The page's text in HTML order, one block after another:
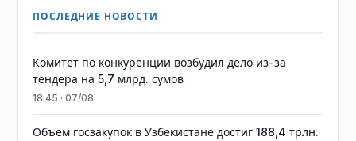
ПОСЛЕДНИЕ НОВОСТИ
Комитет по конкуренции возбудил дело из-за
тендера на 5,7 млрд. сумов
18:45 · 07/08
​​​​​​​Объем госзакупок в Узбекистане достиг 188,4 трлн.